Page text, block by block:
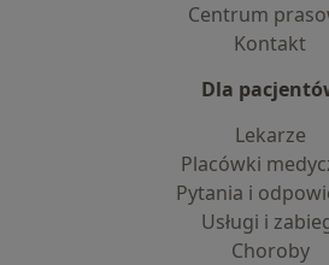
Centrum
Kontakt
Dla
Lekarze
Placówki
Pytania i
Usługi i
Choroby